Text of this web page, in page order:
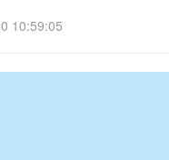
10:59:05